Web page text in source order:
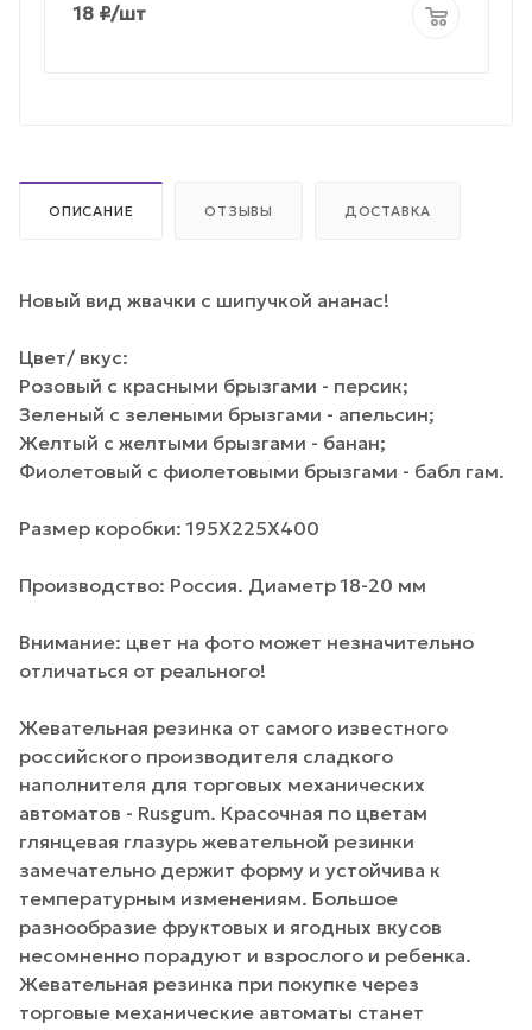
18 ₽/шт
ОПИСАНИЕ ОТЗЫВЫ ДОСТАВКА
Новый вид жвачки с шипучкой ананас!
Цвет/ вкус:
Розовый с красными брызгами - персик;
Зеленый с зелеными брызгами - апельсин;
Желтый с желтыми брызгами - банан;
Фиолетовый с фиолетовыми брызгами - бабл гам.
Размер коробки: 195Х225Х400
Производство: Россия. Диаметр 18-20 мм
Внимание: цвет на фото может незначительно
отличаться от реального!
Жевательная резинка от самого известного
российского производителя сладкого
наполнителя для торговых механических
автоматов - Rusgum. Красочная по цветам
глянцевая глазурь жевательной резинки
замечательно держит форму и устойчива к
температурным изменениям. Большое
разнообразие фруктовых и ягодных вкусов
несомненно порадуют и взрослого и ребенка.
Жевательная резинка при покупке через
торговые механические автоматы станет